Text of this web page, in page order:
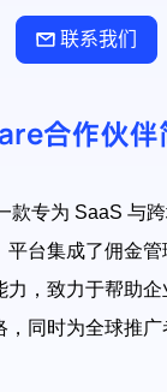
管理
销
联系我们
合作伙伴
款专为 SaaS 与
平台集成了佣金
力，致力于帮助
，同时为全球推